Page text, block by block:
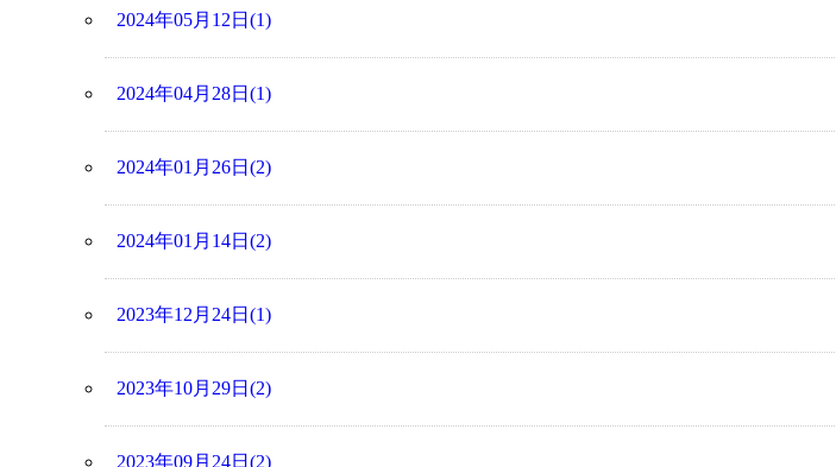
2024年05月12日(1)
2024年04月28日(1)
2024年01月26日(2)
2024年01月14日(2)
2023年12月24日(1)
2023年10月29日(2)
2023年09月24日(2)